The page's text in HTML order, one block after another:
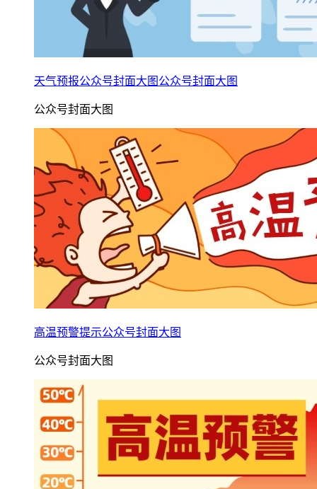
天气预报公众号封面大图公众号封面大图
公众号封面大图
高温预警提示公众号封面大图
公众号封面大图